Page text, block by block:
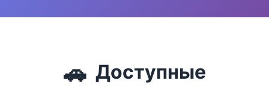
🚗 Доступные